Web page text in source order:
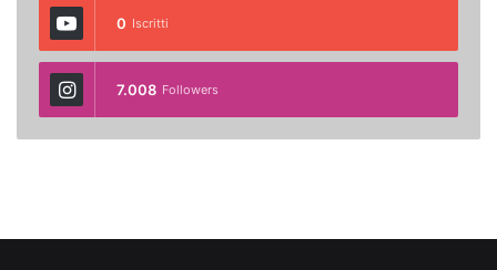
0 Iscritti
7.008 Followers